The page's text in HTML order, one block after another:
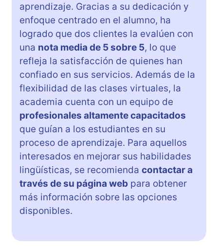
aprendizaje. Gracias a su dedicación y
enfoque centrado en el alumno, ha
logrado que dos clientes la evalúen con
una nota media de 5 sobre 5, lo que
refleja la satisfacción de quienes han
confiado en sus servicios. Además de la
flexibilidad de las clases virtuales, la
academia cuenta con un equipo de
profesionales altamente capacitados
que guían a los estudiantes en su
proceso de aprendizaje. Para aquellos
interesados en mejorar sus habilidades
lingüísticas, se recomienda contactar a
través de su página web para obtener
más información sobre las opciones
disponibles.